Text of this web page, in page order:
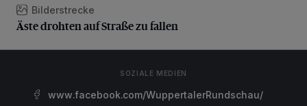
Äste drohten auf Straße zu fallen
Bilderstrecke
Äste drohten auf Straße zu fallen
SOZIALE MEDIEN
www.facebook.com/WuppertalerRundschau/